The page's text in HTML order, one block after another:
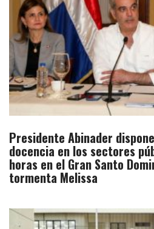
Presidente Abinader
docencia en los sectores
horas en el Gran Santo
tormenta Melissa